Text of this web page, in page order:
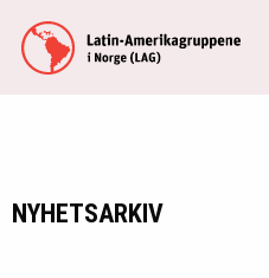
NYHETSARKIV